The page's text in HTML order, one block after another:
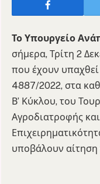
Το Υπουργείο
σήμερα, Τρίτη 2
που έχουν
4887/2022, στα
Β’ Κύκλου, του
Αγροδιατροφής και
υποβάλουν αίτηση